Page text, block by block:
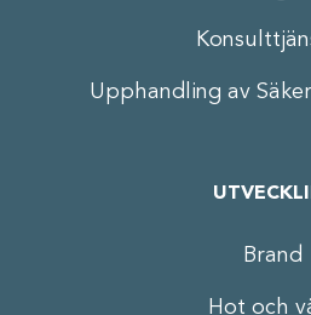
Upphandling av
Brand
Hot och